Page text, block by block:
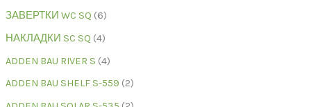
ЗАВЕРТКИ WC SQ 6
НАКЛАДКИ SC SQ 4
ADDEN BAU RIVER S 4
ADDEN BAU SHELF S-559 2